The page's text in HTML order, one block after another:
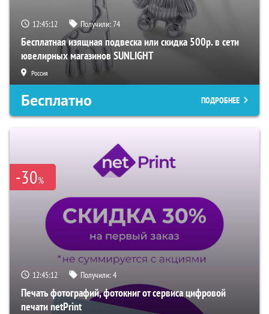
12:45:11 Получили:74
Бесплатная изящная подвеска или скидка 500р. в сети
ювелирных магазинов SUNLIGHT
Россия
Бесплатно ПОДРОБНЕЕ
-30%
12:45:11 Получили:4
Печать фотографий, фотокниг от сервиса цифровой
печати netPrint